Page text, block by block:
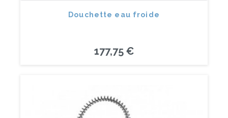
Douchette eau froide
177,75 €